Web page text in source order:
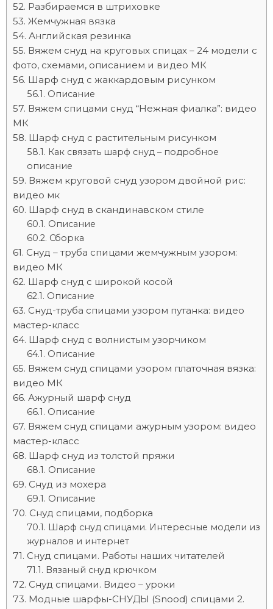
Разбираемся в штриховке
Жемчужная вязка
Английская резинка
Вяжем снуд на круговых спицах – 24 модели с
фото, схемами, описанием и видео МК
Шарф снуд с жаккардовым рисунком
Описание
Вяжем спицами снуд “Нежная фиалка”: видео
МК
Шарф снуд с растительным рисунком
Как связать шарф снуд – подробное
описание
Вяжем круговой снуд узором двойной рис:
видео мк
Шарф снуд в скандинавском стиле
Описание
Сборка
Снуд – труба спицами жемчужным узором:
видео МК
Шарф снуд с широкой косой
Описание
Снуд-труба спицами узором путанка: видео
мастер-класс
Шарф снуд с волнистым узорчиком
Описание
Вяжем снуд спицами узором платочная вязка:
видео МК
Ажурный шарф снуд
Описание
Вяжем снуд спицами ажурным узором: видео
мастер-класс
Шарф снуд из толстой пряжи
Описание
Снуд из мохера
Описание
Снуд спицами, подборка
Шарф снуд спицами. Интересные модели из
журналов и интернет
Снуд спицами. Работы наших читателей
Вязаный снуд крючком
Снуд спицами. Видео – уроки
Модные шарфы-СНУДЫ (Snood) спицами 2.